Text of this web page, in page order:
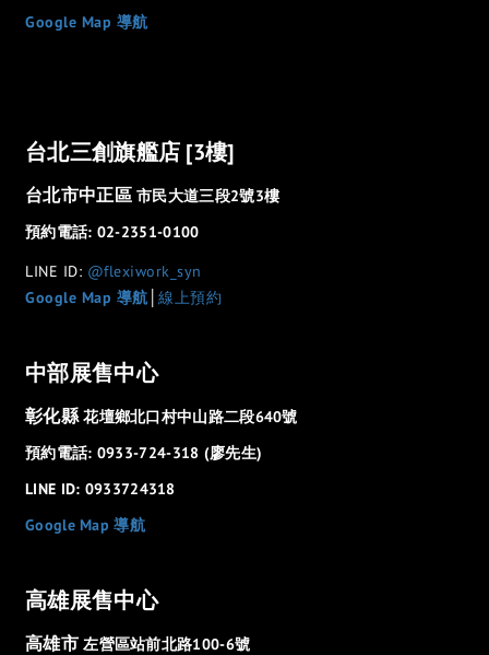
Google Map 導航
台北三創旗艦店 [3樓]
台北市中正區市民大道三段2號3樓
預約電話: 02-2351-0100
LINE ID: @flexiwork_syn
Google Map 導航 線上預約
中部展售中心
彰化縣花壇鄉北口村中山路二段640號
預約電話: 0933-724-318 (廖先生)
LINE ID: 0933724318
Google Map 導航
高雄展售中心
高雄市左營區站前北路100-6號